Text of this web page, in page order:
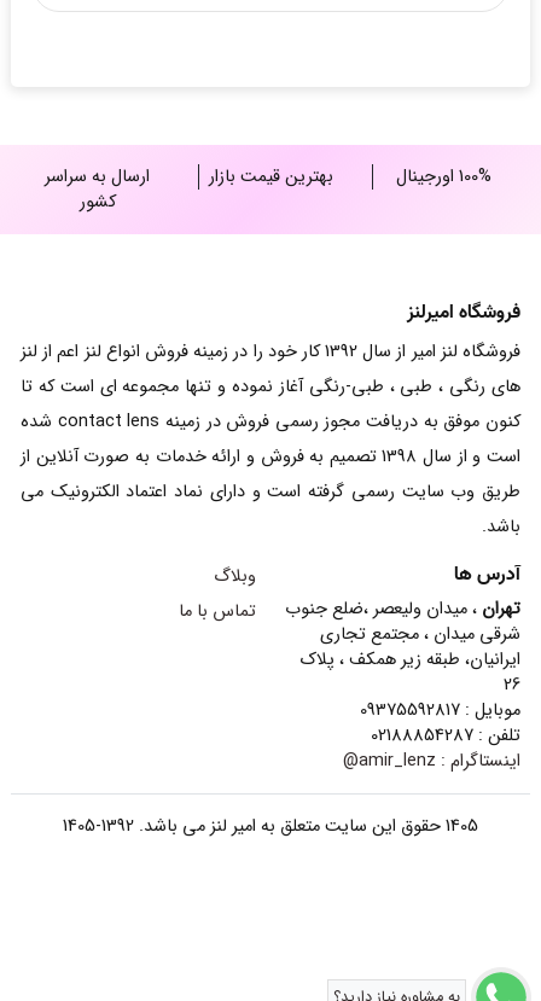
100% اورجینال بهترین قیمت بازار
ارسال به سراسر
کشور
فروشگاه امیرلنز
فروشگاه لنز امیر از سال 1392 کار خود را در زمینه فروش انواع لنز اعم از لنز
های رنگی ، طبی ، طبی-رنگی آغاز نموده و تنها مجموعه ای است که تا
کنون موفق به دریافت مجوز رسمی فروش در زمینه contact lens شده
است و از سال 1398 تصمیم به فروش و ارائه خدمات به صورت آنلاین از
طریق وب سایت رسمی گرفته است و دارای نماد اعتماد الکترونیک می
باشد.
آدرس ها
تهران ، میدان ولیعصر ،ضلع جنوب
شرقی میدان ، مجتمع تجاری
ایرانیان، طبقه زیر همکف ، پلاک
26
موبایل : 09375592817
تلفن : 02188854287
اینستاگرام : amir_lenz@
وبلاگ
تماس با ما
1405 حقوق این سایت متعلق به امیر لنز می باشد. 1392-1405